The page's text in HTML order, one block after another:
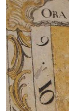
ORGANISER SON
RECHERCHER
FR
GB
IT